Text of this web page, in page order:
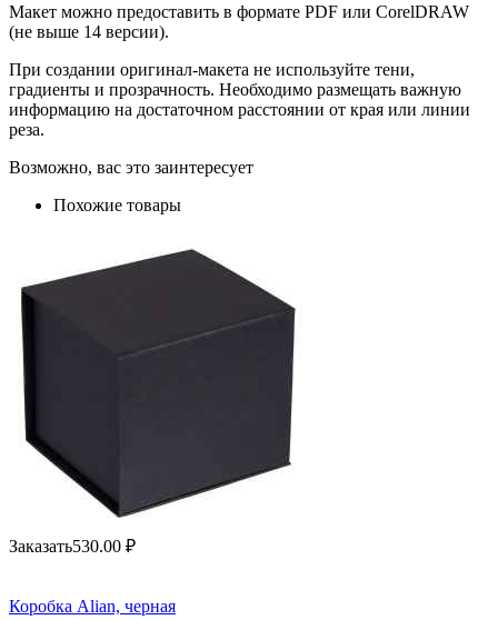
Макет можно предоставить в формате PDF или CorelDRAW
(не выше 14 версии).
При создании оригинал-макета не используйте тени,
градиенты и прозрачность. Необходимо размещать важную
информацию на достаточном расстоянии от края или линии
реза.
Возможно, вас это заинтересует
Похожие товары
Заказать530.00 ₽
Коробка Alian, черная